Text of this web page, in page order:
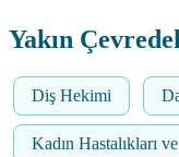
Yakın
Diş Hekimi
Kadın Hastalıkları